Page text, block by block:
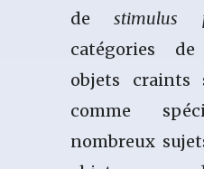
destimulus
catégories
objets craints
comme
nombreux